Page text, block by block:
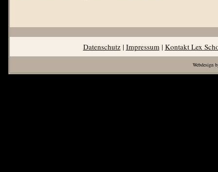
Datenschutz| Impressum | Kontakt Lex
Webdesign